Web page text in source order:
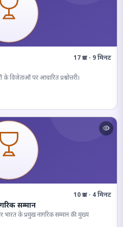
17 प्रश्न · 9 मिनट
के विजेताओं पर आधारित प्रश्नोत्तरी।
10 प्रश्न · 4 मिनट
सम्मान
भारत के प्रमुख नागरिक सम्मान की मुख्य